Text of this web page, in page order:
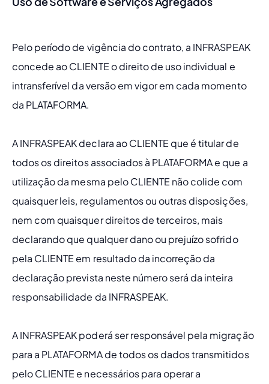
Pelo período de vigência do contrato, a INFRASPEAK
concede ao CLIENTE o direito de uso individual e
intransferível da versão em vigor em cada momento
da PLATAFORMA.
A INFRASPEAK declara ao CLIENTE que é titular de
todos os direitos associados à PLATAFORMA e que a
utilização da mesma pelo CLIENTE não colide com
quaisquer leis, regulamentos ou outras disposições,
nem com quaisquer direitos de terceiros, mais
declarando que qualquer dano ou prejuízo sofrido
pela CLIENTE em resultado da incorreção da
declaração prevista neste número será da inteira
responsabilidade da INFRASPEAK.
A INFRASPEAK poderá ser responsável pela migração
para a PLATAFORMA de todos os dados transmitidos
pelo CLIENTE e necessários para operar a